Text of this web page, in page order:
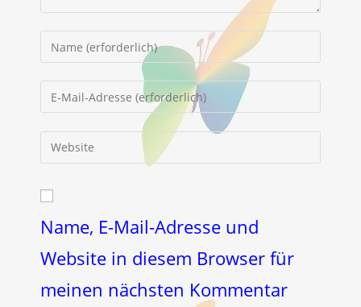
deinen
Namen
oder
Kommentieren
deine
E-
Mail-
zum
ein
URL
ein
(optional)
Name, E-Mail-Adresse und
Website in diesem Browser für
meinen nächsten Kommentar